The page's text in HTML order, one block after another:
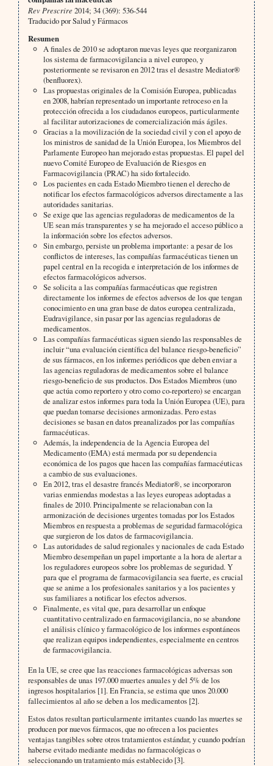
Rev Prescrire2014; 34 (369): 536-544
Traducido por Salud y Fármacos
Resumen
A finales de 2010 se adoptaron nuevas leyes que reorganizaron
los sistema de farmacovigilancia a nivel europeo, y
posteriormente se revisaron en 2012 tras el desastre Mediator®
(benfluorex).
Las propuestas originales de la Comisión Europea, publicadas
en 2008, habrían representado un importante retroceso en la
protección ofrecida a los ciudadanos europeos, particularmente
al facilitar autorizaciones de comercialización más ágiles.
Gracias a la movilización de la sociedad civil y con el apoyo de
los ministros de sanidad de la Unión Europea, los Miembros del
Parlamente Europeo han mejorado estas propuestas. El papel del
nuevo Comité Europeo de Evaluación de Riesgos en
Farmacovigilancia (PRAC) ha sido fortalecido.
Los pacientes en cada Estado Miembro tienen el derecho de
notificar los efectos farmacológicos adversos directamente a las
autoridades sanitarias.
Se exige que las agencias reguladoras de medicamentos de la
UE sean más transparentes y se ha mejorado el acceso público a
la información sobre los efectos adversos.
Sin embargo, persiste un problema importante: a pesar de los
conflictos de intereses, las compañías farmacéuticas tienen un
papel central en la recogida e interpretación de los informes de
efectos farmacológicos adversos.
Se solicita a las compañías farmacéuticas que registren
directamente los informes de efectos adversos de los que tengan
conocimiento en una gran base de datos europea centralizada,
Eudravigilance, sin pasar por las agencias reguladoras de
medicamentos.
Las compañías farmacéuticas siguen siendo las responsables de
incluir “una evaluación científica del balance riesgo-beneficio”
de sus fármacos, en los informes periódicos que deben enviar a
las agencias reguladoras de medicamentos sobre el balance
riesgo-beneficio de sus productos. Dos Estados Miembros (uno
que actúa como reportero y otro como co-reportero) se encargan
de analizar estos informes para toda la Unión Europea (UE), para
que puedan tomarse decisiones armonizadas. Pero estas
decisiones se basan en datos preanalizados por las compañías
farmacéuticas.
Además, la independencia de la Agencia Europea del
Medicamento (EMA) está mermada por su dependencia
económica de los pagos que hacen las compañías farmacéuticas
a cambio de sus evaluaciones.
En 2012, tras el desastre francés Mediator®, se incorporaron
varias enmiendas modestas a las leyes europeas adoptadas a
finales de 2010. Principalmente se relacionaban con la
armonización de decisiones urgentes tomadas por los Estados
Miembros en respuesta a problemas de seguridad farmacológica
que surgieron de los datos de farmacovigilancia.
Las autoridades de salud regionales y nacionales de cada Estado
Miembro desempeñan un papel importante a la hora de alertar a
los reguladores europeos sobre los problemas de seguridad. Y
para que el programa de farmacovigilancia sea fuerte, es crucial
que se anime a los profesionales sanitarios y a los pacientes y
sus familiares a notificar los efectos adversos.
Finalmente, es vital que, para desarrollar un enfoque
cuantitativo centralizado en farmacovigilancia, no se abandone
el análisis clínico y farmacológico de los informes espontáneos
que realizan equipos independientes, especialmente en centros
de farmacovigilancia.
En la UE, se cree que las reacciones farmacológicas adversas son
responsables de unas 197.000 muertes anuales y del 5% de los
ingresos hospitalarios [1]. En Francia, se estima que unos 20.000
fallecimientos al año se deben a los medicamentos [2].
Estos datos resultan particularmente irritantes cuando las muertes se
producen por nuevos fármacos, que no ofrecen a los pacientes
ventajas tangibles sobre otros tratamientos estándar, y cuando podrían
haberse evitado mediante medidas no farmacológicas o
seleccionando un tratamiento más establecido [3].